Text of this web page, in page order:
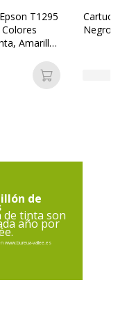
T1295
Amarillo)
Añadir a la
Cartucho
Negro
de
de tinta son
año por
www.bureua-vallee.es